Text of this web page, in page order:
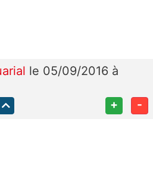
le 05/09/2016 à
+ -